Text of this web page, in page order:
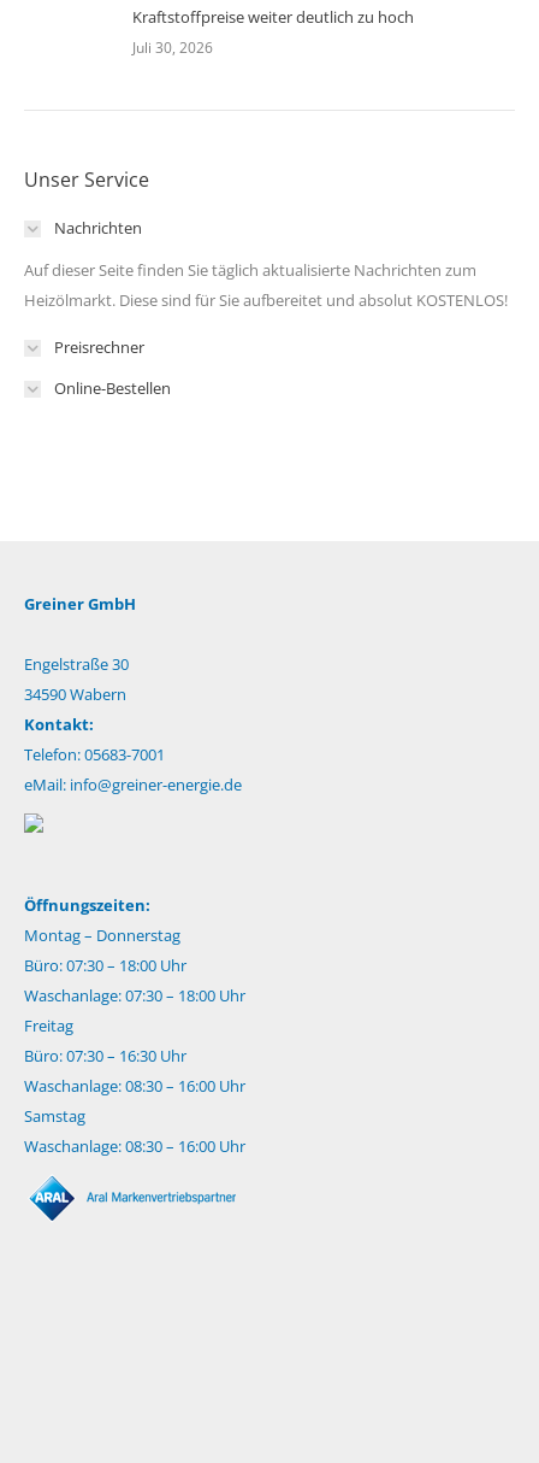
Kraftstoffpreise weiter deutlich zu hoch
Juli 30, 2026
Unser Service
Nachrichten
Auf dieser Seite finden Sie täglich aktualisierte Nachrichten zum
Heizölmarkt. Diese sind für Sie aufbereitet und absolut KOSTENLOS!
Preisrechner
Online-Bestellen
Greiner GmbH
Engelstraße 30
34590 Wabern
Kontakt:
Telefon: 05683-7001
eMail: info@greiner-energie.de
Öffnungszeiten:
Montag – Donnerstag
Büro: 07:30 – 18:00 Uhr
Waschanlage: 07:30 – 18:00 Uhr
Freitag
Büro: 07:30 – 16:30 Uhr
Waschanlage: 08:30 – 16:00 Uhr
Samstag
Waschanlage: 08:30 – 16:00 Uhr